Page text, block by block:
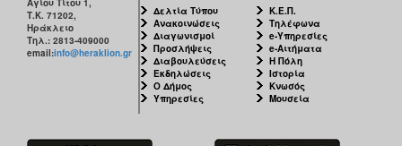
Αγίου Τίτου 1,
Τ.Κ. 71202,
Ηράκλειο
Τηλ.: 2813-409000
email:info@heraklion.gr
Δελτία Τύπου
Ανακοινώσεις
Διαγωνισμοί
Προσλήψεις
Διαβουλεύσεις
Εκδηλώσεις
Ο Δήμος
Υπηρεσίες
Κ.Ε.Π.
Τηλέφωνα
e-Υπηρεσίες
e-Αιτήματα
Η Πόλη
Ιστορία
Κνωσός
Μουσεία